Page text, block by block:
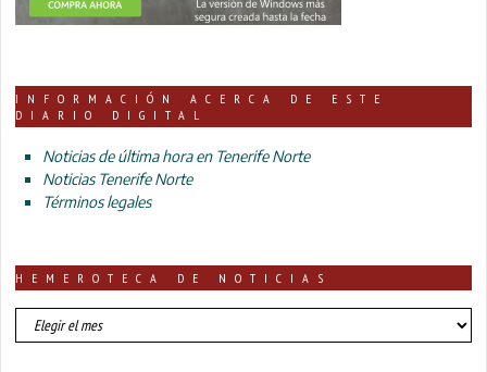
INFORMACIÓN ACERCA DE ESTE
DIARIO DIGITAL
Noticias de última hora en Tenerife Norte
Noticias Tenerife Norte
Términos legales
HEMEROTECA DE NOTICIAS
HEMEROTECA
DE